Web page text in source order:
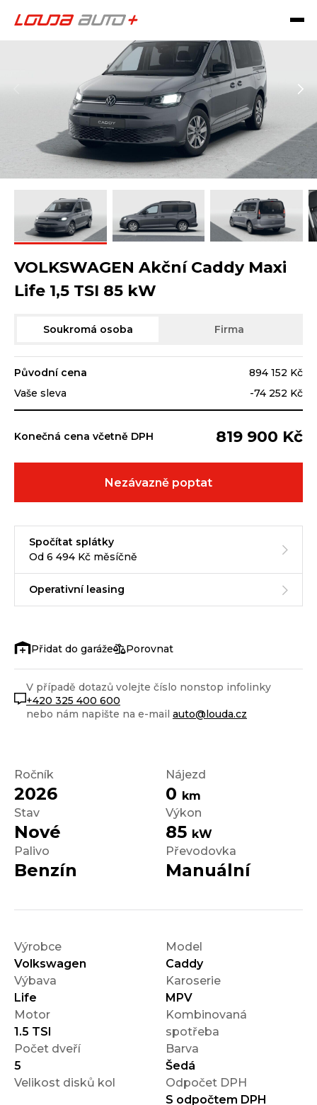
Ročník
2026
Nájezd
0 km
Stav
Nové
Výkon
85 kW
Palivo
Benzín
Převodovka
Manuální
Výrobce
Volkswagen
Model
Caddy
Výbava
Life
Karoserie
MPV
Motor
1.5 TSI
Kombinovaná
spotřeba
Počet dveří
5
Barva
Šedá
Velikost disků kol
Odpočet DPH
S odpočtem DPH
VOLKSWAGEN Akční Caddy Maxi
Life 1,5 TSI 85 kW
Soukromá osoba Firma
Původní cena
894 152 Kč
Vaše sleva
-74 252 Kč
Konečná cena včetně DPH 819 900 Kč
Nezávazně poptat
Spočítat splátky
Od 6 494 Kč měsíčně
Operativní leasing
Porovnat
V případě dotazů volejte číslo nonstop infolinky
+420 325 400 600
nebo nám napište na e-mail auto@louda.cz